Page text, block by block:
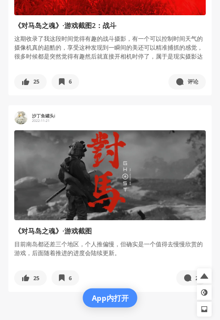
《对马岛之魂》·游戏截图2：战斗
这期收录了我这段时间觉得有趣的战斗摄影，有一个可以控制时间天气的
摄像机真的超酷的，享受这种发现到一瞬间的美还可以精准捕抓的感觉，
很多时候都是突然觉得有趣然后就直接开相机时停了，属于是现实摄影达
25 6 评论
沙丁鱼罐头i
2022-11-21
《对马岛之魂》·游戏截图
目前南岛都还差三个地区，个人推偏慢，但确实是一个值得去慢慢欣赏的
游戏，后面随着推进的进度会陆续更新。
25 6 2
App内打开